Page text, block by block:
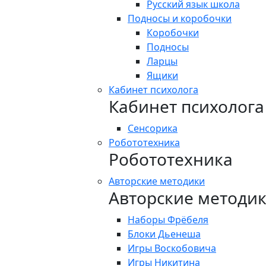
Русский язык школа
Подносы и коробочки
Коробочки
Подносы
Ларцы
Ящики
Кабинет психолога
Кабинет психолога
Сенсорика
Робототехника
Робототехника
Авторские методики
Авторские
Наборы Фрёбеля
Блоки Дьенеша
Игры Воскобовича
Игры Никитина